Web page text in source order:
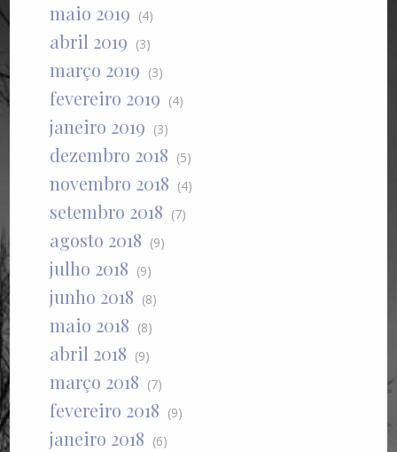
maio 2019 (4)
abril 2019 (3)
março 2019 (3)
fevereiro 2019 (4)
janeiro 2019 (3)
dezembro 2018 (5)
novembro 2018 (4)
setembro 2018 (7)
agosto 2018 (9)
julho 2018 (9)
junho 2018 (8)
maio 2018 (8)
abril 2018 (9)
março 2018 (7)
fevereiro 2018 (9)
janeiro 2018 (6)